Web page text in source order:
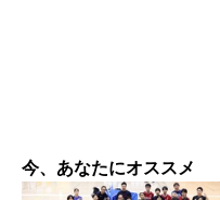
今、あなたにオススメ